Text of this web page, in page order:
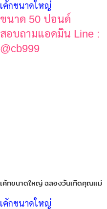
เค้กขนาดใหญ่
ขนาด 50 ปอนด์
สอบถามแอดมิน Line :
@cb999
เค้กขนาดใหญ่ ฉลองวันเกิดคุณแม่
เค้กขนาดใหญ่